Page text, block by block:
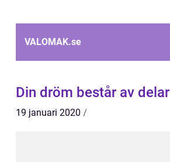
VALOMAK.se
Din dröm består av delar
19 januari 2020